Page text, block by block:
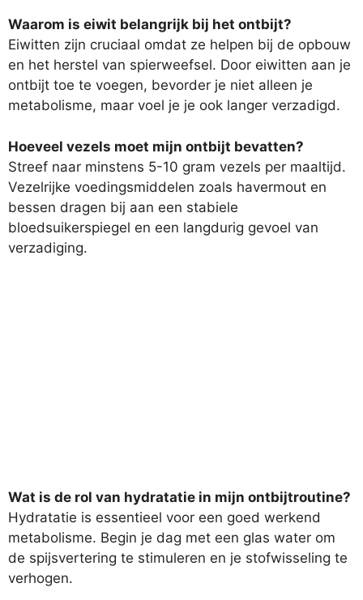
Waarom is eiwit belangrijk bij het ontbijt?
Eiwitten zijn cruciaal omdat ze helpen bij de opbouw
en het herstel van spierweefsel. Door eiwitten aan je
ontbijt toe te voegen, bevorder je niet alleen je
metabolisme, maar voel je je ook langer verzadigd.
Hoeveel vezels moet mijn ontbijt bevatten?
Streef naar minstens 5-10 gram vezels per maaltijd.
Vezelrijke voedingsmiddelen zoals havermout en
bessen dragen bij aan een stabiele
bloedsuikerspiegel en een langdurig gevoel van
verzadiging.
Wat is de rol van hydratatie in mijn ontbijtroutine?
Hydratatie is essentieel voor een goed werkend
metabolisme. Begin je dag met een glas water om
de spijsvertering te stimuleren en je stofwisseling te
verhogen.